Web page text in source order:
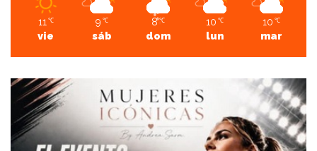
11 ℃
vie
9 ℃
sáb
8 ℃
dom
10 ℃
lun
10 ℃
mar